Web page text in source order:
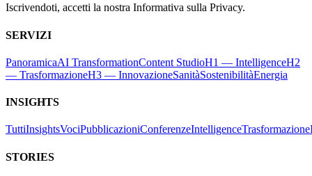
Iscrivendoti, accetti la nostra Informativa sulla Privacy.
SERVIZI
PanoramicaAI TransformationContent StudioH1 — IntelligenceH2
— TrasformazioneH3 — InnovazioneSanitàSostenibilitàEnergia
INSIGHTS
TuttiInsightsVociPubblicazioniConferenzeIntelligenceTrasformazione
STORIES